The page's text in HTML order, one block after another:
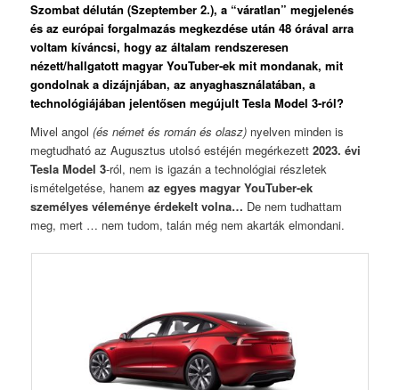
Szombat délután (Szeptember 2.), a “váratlan” megjelenés
és az európai forgalmazás megkezdése után 48 órával arra
voltam kíváncsi, hogy az általam rendszeresen
nézett/hallgatott magyar YouTuber-ek mit mondanak, mit
gondolnak a dizájnjában, az anyaghasználatában, a
technológiájában jelentősen megújult Tesla Model 3-ról?
Mivel angol(és német és román és olasz) nyelven minden is
megtudható az Augusztus utolsó estéjén megérkezett2023. évi
Tesla Model 3-ról, nem is igazán a technológiai részletek
ismételgetése, hanemaz egyes magyar YouTuber-ek
személyes véleménye érdekelt volna… De nem tudhattam
meg, mert … nem tudom, talán még nem akarták elmondani.